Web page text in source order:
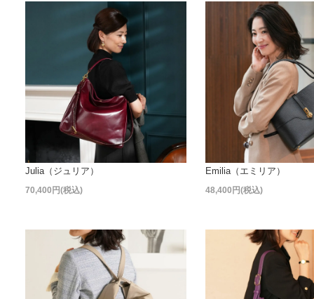
Julia（ジュリア）
70,400円(税込)
Emilia（エミリア）
48,400円(税込)